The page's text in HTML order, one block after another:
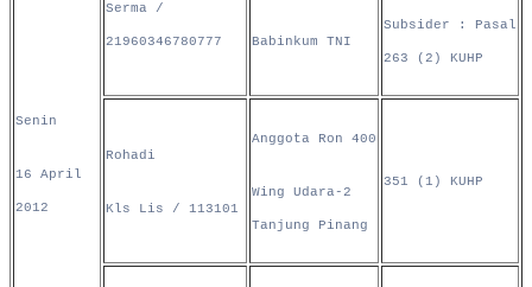
Senin
16 April
2012
Serma /
21960346780777 Babinkum TNI
Subsider : Pasal
263 (2) KUHP
Rohadi
Kls Lis / 113101
Anggota Ron 400
Wing Udara-2
Tanjung Pinang
351 (1) KUHP